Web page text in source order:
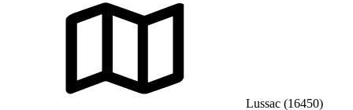
Lussac (16450)